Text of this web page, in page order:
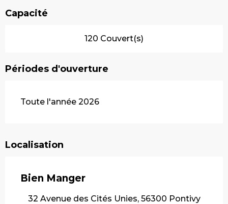
Capacité
120 Couvert(s)
Périodes d'ouverture
Toute l'année 2026
Localisation
Bien Manger
32 Avenue des Cités Unies, 56300 Pontivy